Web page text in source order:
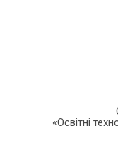
«Освітні